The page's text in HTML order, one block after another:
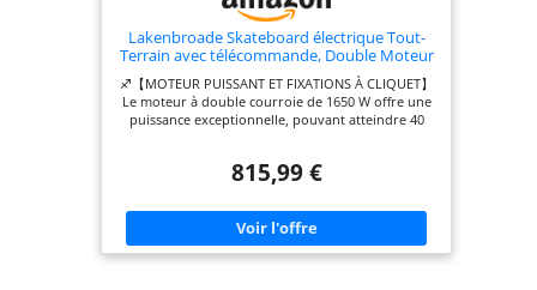
Lakenbroade Skateboard électrique Tout-
Terrain avec télécommande, Double Moteur
de 1650 W, Vitesse maximale de 51/48 km/h
et autonomie de 45/19 km, Longboard
électrique pour Adultes Right.
♐【MOTEUR PUISSANT ET FIXATIONS À CLIQUET】
Le moteur à double courroie de 1650 W offre une
puissance exceptionnelle, pouvant atteindre 40
double densité offrent un confort, un réglage et
équipement de protection avant de rouler.
♐【PLATEAU EN ÉRABLE 8+2 PLIS ET BAMBOU
CARBONISÉ】Ce skateboard électrique est
composé de 8+2 couches d'érable ultra-dur et d'un
815,99 €